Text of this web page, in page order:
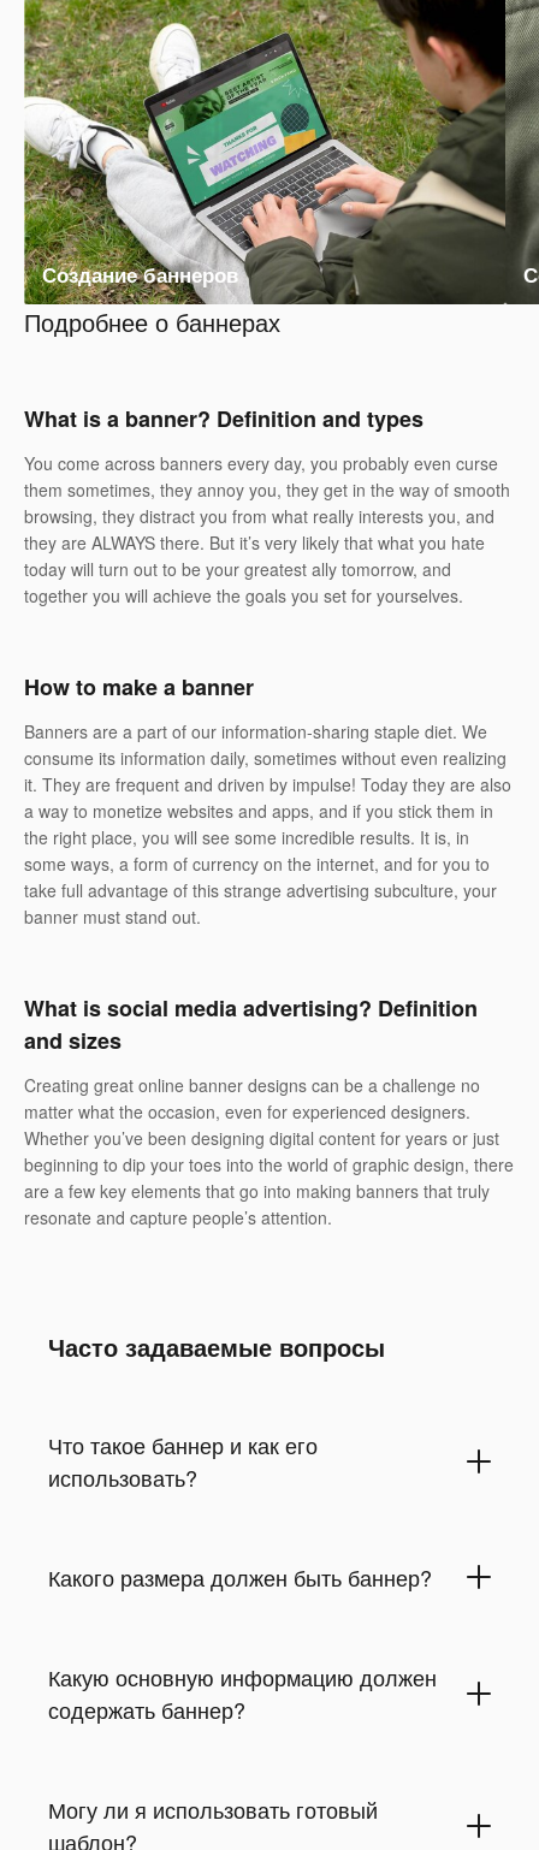
Создание баннеров
Подробнее о баннерах
What is a banner? Definition and types
You come across banners every day, you probably even curse
them sometimes, they annoy you, they get in the way of smooth
browsing, they distract you from what really interests you, and
they are ALWAYS there. But it’s very likely that what you hate
today will turn out to be your greatest ally tomorrow, and
together you will achieve the goals you set for yourselves.
How to make a banner
Banners are a part of our information-sharing staple diet. We
consume its information daily, sometimes without even realizing
it. They are frequent and driven by impulse! Today they are also
a way to monetize websites and apps, and if you stick them in
the right place, you will see some incredible results. It is, in
some ways, a form of currency on the internet, and for you to
take full advantage of this strange advertising subculture, your
banner must stand out.
What is social media advertising? Definition
and sizes
Creating great online banner designs can be a challenge no
matter what the occasion, even for experienced designers.
Whether you’ve been designing digital content for years or just
beginning to dip your toes into the world of graphic design, there
are a few key elements that go into making banners that truly
resonate and capture people’s attention.
Часто задаваемые вопросы
Что такое баннер и как его
использовать?
Какого размера должен быть баннер?
Какую основную информацию должен
содержать баннер?
Могу ли я использовать готовый
шаблон?